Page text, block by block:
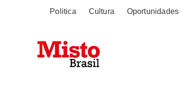
Politica Cultura Oportunidades